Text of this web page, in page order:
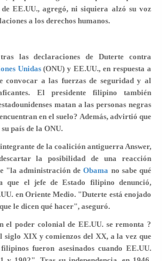
EE.UU., agregó, ni siquiera alzó su voz
a los derechos humanos.
las declaraciones de Duterte contra
Unidas(ONU) y EE.UU., en respuesta a
convocar a las fuerzas de seguridad y al
El presidente filipino también
matan a las personas negras
en el suelo? Además, advirtió que
su país de la ONU.
de la coalición antiguerra Answer,
la posibilidad de una reacción
"la administración deObama no sabe qué
que el jefe de Estado filipino denunció,
en Oriente Medio. "Duterte está enojado
le dicen qué hacer", aseguró.
el poder colonial de EE.UU. se remonta ?
siglo XIX y comienzos del XX, a la vez que
fueron asesinados cuando EE.UU.